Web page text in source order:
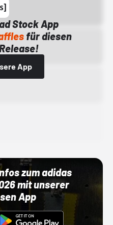
Stock App
für diesen
App
zum adidas
mit unserer
App